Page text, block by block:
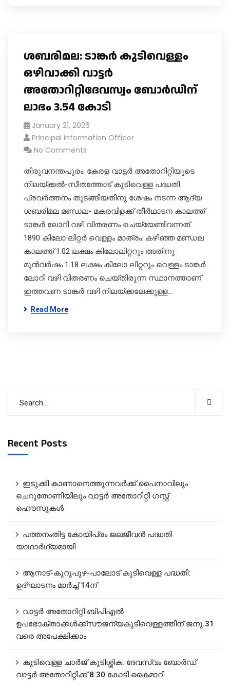
ശബരിമല: ടാങ്കർ കുടിവെള്ളം
ഒഴിവാക്കി വാട്ടർ
അതോറിറ്റിദേവസ്വം ബോർഡിന്
ലാഭം 3.54 കോടി
January 21, 2026
Principal Information Officer
No Comments
തിരുവനന്തപുരം: കേരള വാട്ടർ അതോറിറ്റിയുടെ
നിലയ്ക്കൽ-സീതത്തോട് കുടിവെള്ള പദ്ധതി
പ്രവർത്തനം തുടങ്ങിയതിനു ശേഷം നടന്ന ആദ്യ
ശബരിമല മണ്ഡല- മകരവിളക്ക് തീർഥാടന കാലത്ത്
ടാങ്കർ ലോറി വഴി വിതരണം ചെയ്യേണ്ടിവന്നത്
1890 കിലോ ലിറ്റർ വെള്ളം മാത്രം. കഴിഞ്ഞ മ‍ണ്ഡല
കാലത്ത് 1.02 ലക്ഷം കിലോലിറ്ററും അതിനു
മുൻവർഷം 1.18 ലക്ഷം കിലോ ലിറ്ററും വെള്ളം ടാങ്കർ
ലോറി വഴി വിതരണം ചെയ്തിരുന്ന സ്ഥാനത്താണ്
ഇത്തവണ ടാങ്കർ വഴി നിലയ്ക്കലേക്കുള്ള…
Read More
Recent Posts
ഇടുക്കി കാണാനെത്തുന്നവർക്ക് പൈനാവിലും
ചെറുതോണിയിലും വാട്ടർ അതോറിറ്റി ഗസ്റ്റ്
ഹൌസുകൾ
പത്തനംതിട്ട കോയിപ്രം ജലജീവൻ പദ്ധതി
യാഥാർഥ്യമായി
ആനാട്‌-കുറുപുഴ-പാലോട്‌ കുടിവെള്ള പദ്ധതി:
ഉദ്ഘാടനം മാർച്ച് 14ന്
വാട്ടർ അതോറിറ്റി ബിപിഎൽ
ഉപഭോക്താക്കൾക്ക്സൗജന്യകുടിവെള്ളത്തിന് ജനു.31
വരെ അപേക്ഷിക്കാം
കുടിവെള്ള ചാർജ് കുടിശ്ശിക: ദേവസ്വം ബോർഡ്
വാട്ടർ അതോറിറ്റിക്ക് 8.30 കോടി കൈമാറി